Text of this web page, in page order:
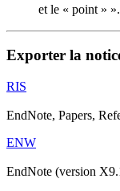
et le « point » ».
Exporter la
RIS
EndNote, Papers,
ENW
EndNote (version